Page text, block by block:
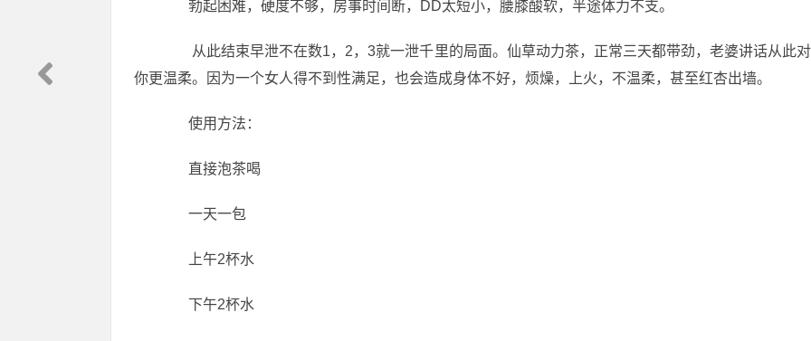
勃起困难，硬度不够，房事时间断，DD太短小，腰膝酸软，半途体力不支。
从此结束早泄不在数1，2，3就一泄千里的局面。仙草动力茶，正常三天都带劲，老婆讲话从此对
你更温柔。因为一个女人得不到性满足，也会造成身体不好，烦燥，上火，不温柔，甚至红杏出墙。
使用方法：
直接泡茶喝
一天一包
上午2杯水
下午2杯水